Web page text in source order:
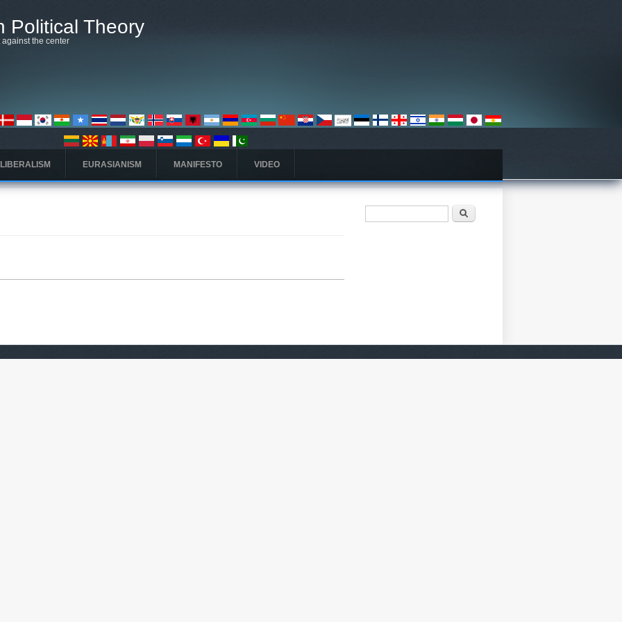
Political Theory
the center
EURASIANISM MANIFESTO VIDEO
فۆرمی گەڕان